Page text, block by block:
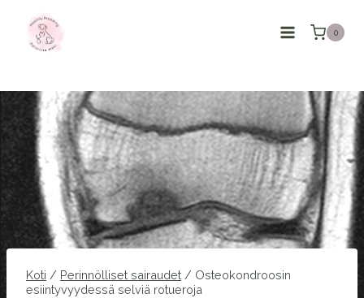
sisältöön
0
Koti / Perinnölliset sairaudet / Osteokondroosin
esiintyvyydessä selviä rotueroja